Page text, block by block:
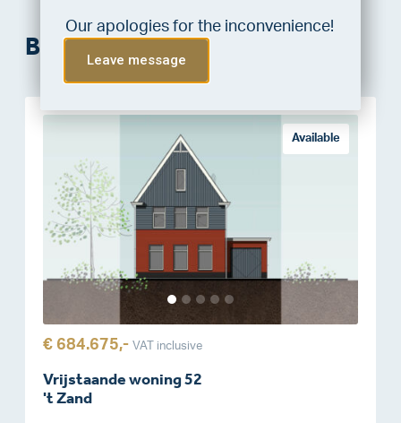
Bouwnummers
Available
€ 684.675,- VAT inclusive
Vrijstaande woning 52
't Zand
Do the check!
Our apologies for the inconvenience!
Leave message